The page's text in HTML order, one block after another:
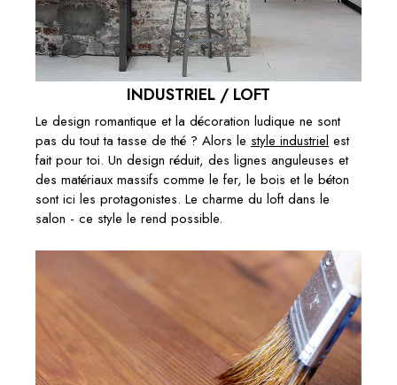
INDUSTRIEL / LOFT
Le design romantique et la décoration ludique ne sont
pas du tout ta tasse de thé ? Alors le style industriel est
fait pour toi. Un design réduit, des lignes anguleuses et
des matériaux massifs comme le fer, le bois et le béton
sont ici les protagonistes. Le charme du loft dans le
salon - ce style le rend possible.